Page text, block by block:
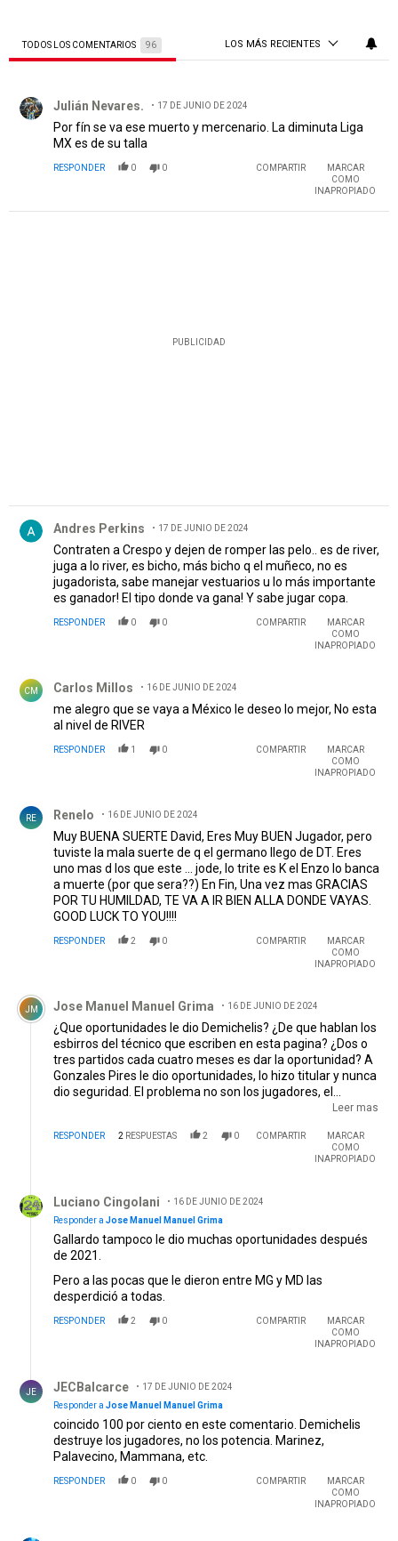
TODOS LOS COMENTARIOS 96 LOS MÁS RECIENTES
Julián Nevares. 17 DE JUNIO DE 2024
Por fín se va ese muerto y mercenario. La diminuta Liga
MX es de su talla
RESPONDER 0 0 COMPARTIR
MARCAR
COMO
INAPROPIADO
PUBLICIDAD
Andres Perkins 17 DE JUNIO DE 2024
Contraten a Crespo y dejen de romper las pelo.. es de river,
juga a lo river, es bicho, más bicho q el muñeco, no es
jugadorista, sabe manejar vestuarios u lo más importante
es ganador! El tipo donde va gana! Y sabe jugar copa.
RESPONDER 0 0 COMPARTIR
MARCAR
COMO
INAPROPIADO
CM Carlos Millos 16 DE JUNIO DE 2024
me alegro que se vaya a México le deseo lo mejor, No esta
al nivel de RIVER
RESPONDER 1 0 COMPARTIR
MARCAR
COMO
INAPROPIADO
RE Renelo 16 DE JUNIO DE 2024
Muy BUENA SUERTE David, Eres Muy BUEN Jugador, pero
tuviste la mala suerte de q el germano llego de DT. Eres
uno mas d los que este ... jode, lo trite es K el Enzo lo banca
a muerte (por que sera??) En Fin, Una vez mas GRACIAS
POR TU HUMILDAD, TE VA A IR BIEN ALLA DONDE VAYAS.
GOOD LUCK TO YOU!!!!
RESPONDER 2 0 COMPARTIR
MARCAR
COMO
INAPROPIADO
Comentario de Jose Manuel Manuel Grima.
JM Jose Manuel Manuel Grima 16 DE JUNIO DE 2024
¿Que oportunidades le dio Demichelis? ¿De que hablan los
esbirros del técnico que escriben en esta pagina? ¿Dos o
tres partidos cada cuatro meses es dar la oportunidad? A
Gonzales Pires le dio oportunidades, lo hizo titular y nunca
dio seguridad. El problema no son los jugadores, el
problema es el Técnico que no sabe sacar lo mejor de
juego colectivo.
EDITADO
Leer mas
RESPONDER 2 RESPUESTAS 2 0 COMPARTIR
MARCAR
COMO
INAPROPIADO
Luciano Cingolani
16 DE JUNIO DE 2024
Responder a Jose Manuel Manuel Grima
Gallardo tampoco le dio muchas oportunidades después
de 2021.
Pero a las pocas que le dieron entre MG y MD las
desperdició a todas.
RESPONDER 2 0 COMPARTIR
MARCAR
COMO
INAPROPIADO
JE JECBalcarce
17 DE JUNIO DE 2024
Responder a Jose Manuel Manuel Grima
coincido 100 por ciento en este comentario. Demichelis
destruye los jugadores, no los potencia. Marinez,
Palavecino, Mammana, etc.
RESPONDER 0 0 COMPARTIR
MARCAR
COMO
INAPROPIADO